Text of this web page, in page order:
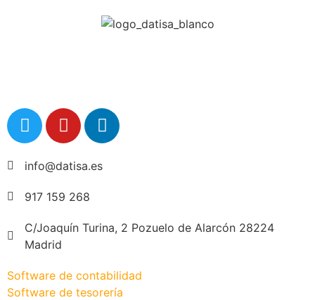
info@datisa.es
917 159 268
C/Joaquín Turina, 2 Pozuelo de Alarcón 28224
Madrid
Software de contabilidad
Software de tesorería